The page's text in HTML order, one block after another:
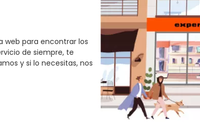
web para encontrar los
de siempre, te
y si lo necesitas, nos